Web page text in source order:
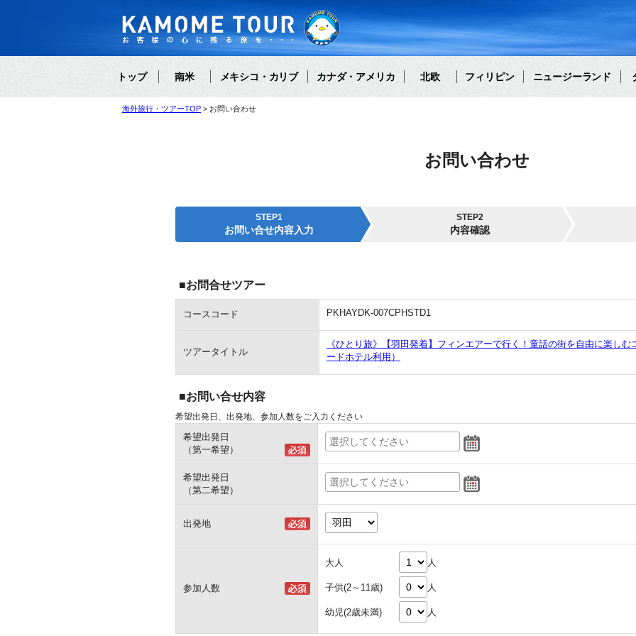
トップ 南米 メキシコ・カリブ カナダ・アメリカ 北欧 フィリピン ニュージーランド
海外旅行・ツアーTOP お問い合わせ
お問い合わせ
STEP1
お問い合せ内容入力
STEP2
内容確認
■お問合せツアー
コースコード PKHAYDK-007CPHSTD1
ツアータイトル
《ひとり旅》【羽田発着】フィンエアーで行く！童話の街を自由に楽し
ードホテル利用）
■お問い合せ内容
希望出発日、出発地、参加人数をご入力ください
希望出発日
（第一希望）
希望出発日
（第二希望）
出発地
参加人数
大人 人
子供(2～11歳) 人
幼児(2歳未満) 人